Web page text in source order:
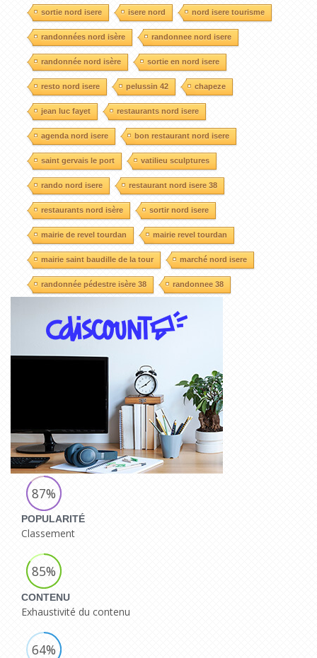
sortie nord isere isere nord nord isere tourisme
randonnées nord isère randonnee nord isere
randonnée nord isère sortie en nord isere
resto nord isere pelussin 42 chapeze
jean luc fayet restaurants nord isere
agenda nord isere bon restaurant nord isere
saint gervais le port vatilieu sculptures
rando nord isere restaurant nord isere 38
restaurants nord isère sortir nord isere
mairie de revel tourdan mairie revel tourdan
mairie saint baudille de la tour marché nord isere
randonnée pédestre isère 38 randonnee 38
87%
POPULARITÉ
Classement
85%
CONTENU
Exhaustivité du contenu
64%